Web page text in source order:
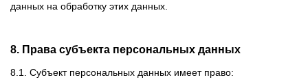
данных на обработку этих данных.
8. Права субъекта персональных данных
8.1. Субъект персональных данных имеет право: